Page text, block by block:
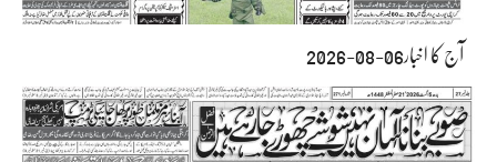
آج کا اخبار06-08-2026